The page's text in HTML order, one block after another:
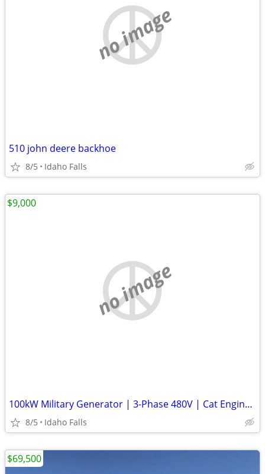
no image
510 john deere backhoe
8/5 Idaho Falls
no image
100kW Military Generator | 3-Phase 480V | Cat Engine | Low Hours
8/5 Idaho Falls
$9,000
$69,500